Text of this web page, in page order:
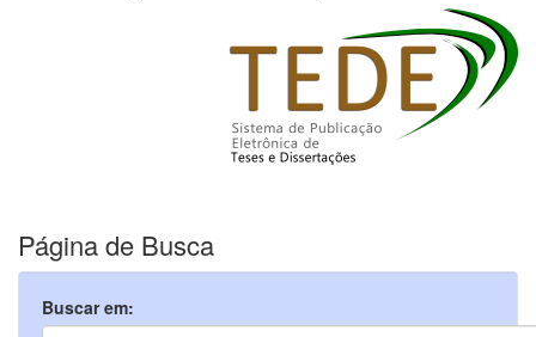
Página de Busca
Buscar em: